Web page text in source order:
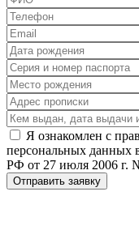
Я ознакомлен с
персональных данных
РФ от 27 июля 2006 г.
Отправить заявку